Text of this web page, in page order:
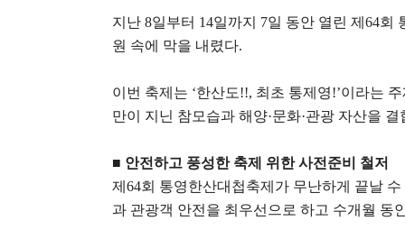
지난 8일부터 14일까지 7일 동안 열린 제 64회
원 속에 막을 내렸다.
이번 축제는 ‘한산도!!, 최초 통제영!’이라는
만이 지닌 참모습과 해양·문화·관광 자산을 결
■ 안전하고 풍성한 축제 위한 사전준비 철저
제 64회 통영한산대첩축제가 무난하게 끝날
과 관광객 안전을 최우선으로 하고 수개월 동